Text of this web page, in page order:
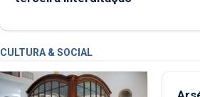
CULTURA & SOCIAL